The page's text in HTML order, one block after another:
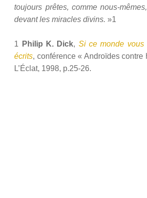
toujours prêtes, comme nous-
devant les miracles divins.»1
1 Philip K. Dick, Si ce monde vous
écrits, conférence « Androïdes contre
L’Éclat, 1998, p.25-26.